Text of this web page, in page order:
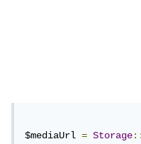
$mediaUrl = Storage